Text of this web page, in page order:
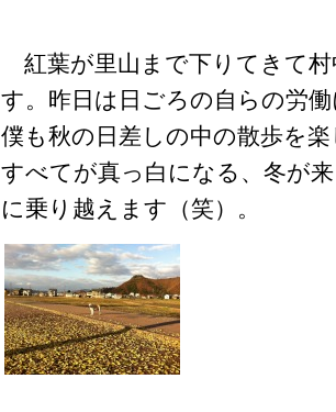
紅葉が里山まで下りてきて
す。昨日は日ごろの自らの労
僕も秋の日差しの中の散歩を
すべてが真っ白になる、冬が
に乗り越えます（笑）。